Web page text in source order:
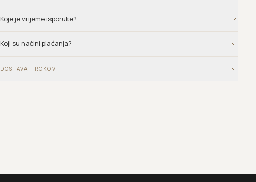
Koje je vrijeme isporuke?
Koji su načini plaćanja?
DOSTAVA I ROKOVI